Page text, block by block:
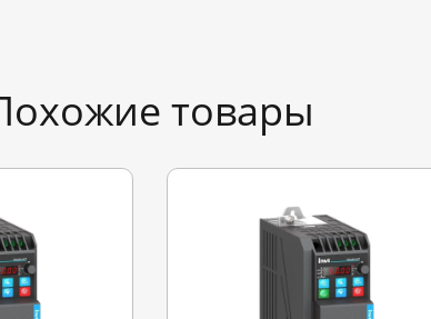
товары